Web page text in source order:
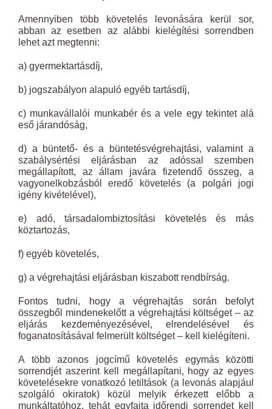
Amennyiben több követelés levonására kerül sor,
abban az esetben az alábbi kielégítési sorrendben
lehet azt megtenni:
a) gyermektartásdíj,
b) jogszabályon alapuló egyéb tartásdíj,
c) munkavállalói munkabér és a vele egy tekintet alá
eső járandóság,
d) a büntető- és a büntetésvégrehajtási, valamint a
szabálysértési eljárásban az adóssal szemben
megállapított, az állam javára fizetendő összeg, a
vagyonelkobzásból eredő követelés (a polgári jogi
igény kivételével),
e) adó, társadalombiztosítási követelés és más
köztartozás,
f) egyéb követelés,
g) a végrehajtási eljárásban kiszabott rendbírság.
Fontos tudni, hogy a végrehajtás során befolyt
összegből mindenekelőtt a végrehajtási költséget – az
eljárás kezdeményezésével, elrendelésével és
foganatosításával felmerült költséget – kell kielégíteni.
A több azonos jogcímű követelés egymás közötti
sorrendjét aszerint kell megállapítani, hogy az egyes
követelésekre vonatkozó letiltások (a levonás alapjául
szolgáló okiratok) közül melyik érkezett előbb a
munkáltatóhoz, tehát egyfajta időrendi sorrendet kell